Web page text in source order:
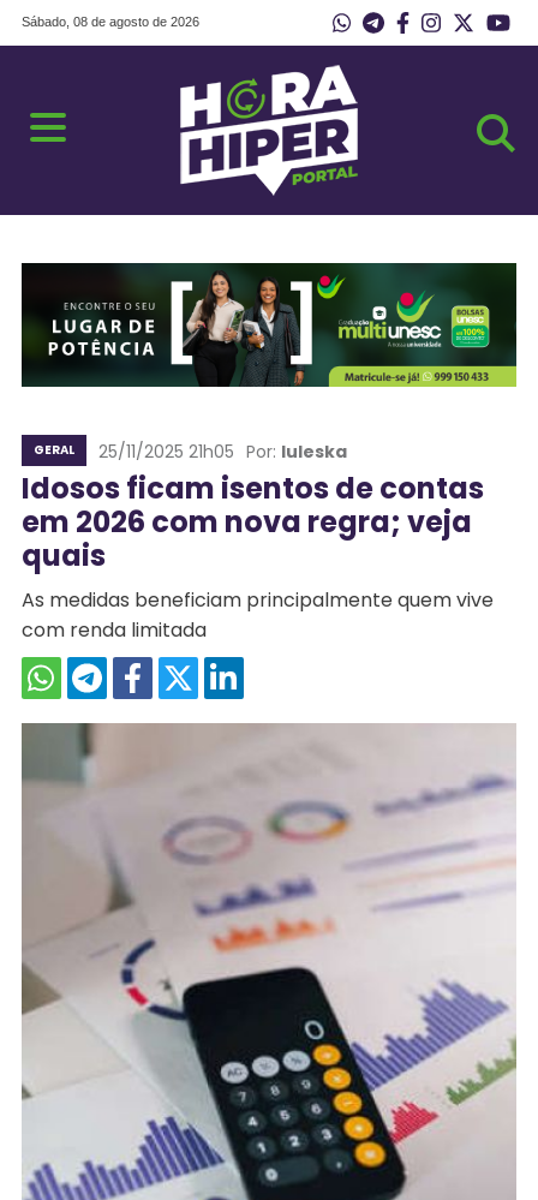
Sábado, 08 de agosto de 2026
GERAL 25/11/2025 21h05 Por: Iuleska
Idosos ficam isentos de contas
em 2026 com nova regra; veja
quais
As medidas beneficiam principalmente quem vive
com renda limitada